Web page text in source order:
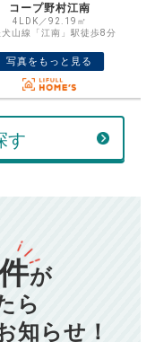
計算結果
円
試算しています。
しております。
で金利が変わらない設
に残るお金は
万円
り、手残り金額を
引っ越し費用、住
れておりませんの
た上限で計算して
税）
ナビタウン江南B棟
3LDK／71.04㎡
犬山線「布袋」駅徒歩9分
写真をもっと見る
す
が
ら
知らせ！